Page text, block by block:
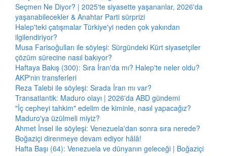
Seçmen Ne Diyor? | 2025'te siyasette yaşananlar, 2026'da
yaşanabilecekler & Anahtar Parti sürprizi
Halep'teki çatışmalar Türkiye'yi neden çok yakından
ilgilendiriyor?
Musa Farisoğulları ile söyleşi: Sürgündeki Kürt siyasetçiler
çözüm sürecine nasıl bakıyor?
Haftaya Bakış (300): Sıra İran'da mı? Halep'te neler oldu?
AKP'nin transferleri
Reza Talebi ile söyleşi: Sırada İran mı var?
Transatlantik: Maduro olayı | 2026'da ABD gündemi
"İç cepheyi tahkim" edelim de kiminle, nasıl yapacağız?
Maduro'ya üzülmeli miyiz?
Ahmet İnsel ile söyleşi: Venezuela'dan sonra sıra nerede?
Boğaziçi direnmeye devam ediyor hâlâ!
Hafta Başı (64): Venezuela ve dünyanın geleceği | Boğaziçi